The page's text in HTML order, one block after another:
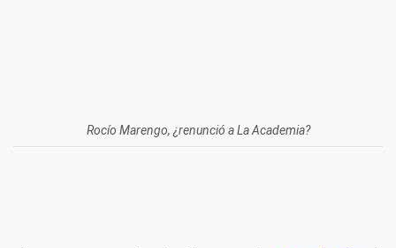
Rocío Marengo, ¿renunció a La Academia?